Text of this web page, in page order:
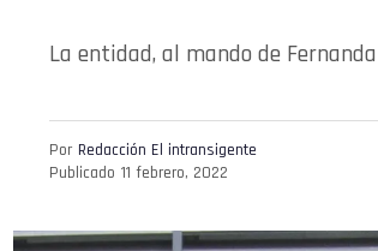
La entidad, al mando de
Por Redacción El intransigente
Publicado 11 febrero, 2022